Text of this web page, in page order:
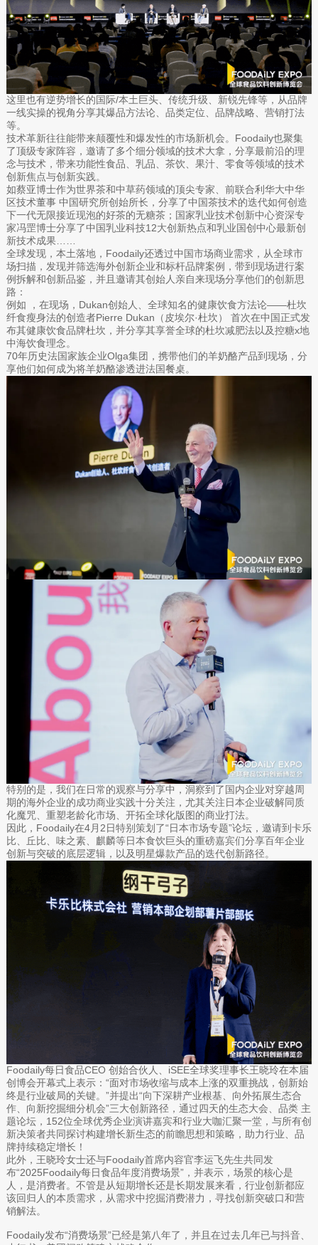
这里也有逆势增长的国际/本土巨头、传统升级、新锐先锋等，从品牌
一线实操的视角分享其爆品方法论、品类定位、品牌战略、营销打法
等。
技术革新往往能带来颠覆性和爆发性的市场新机会。Foodaily也聚集
了顶级专家阵容，邀请了多个细分领域的技术大拿，分享最前沿的理
念与技术，带来功能性食品、乳品、茶饮、果汁、零食等领域的技术
创新焦点与创新实践。
如蔡亚博士作为世界茶和中草药领域的顶尖专家、前联合利华大中华
区技术董事 中国研究所创始所长，分享了中国茶技术的迭代如何创造
下一代无限接近现泡的好茶的无糖茶；国家乳业技术创新中心资深专
家冯罡博士分享了中国乳业科技12大创新热点和乳业国创中心最新创
新技术成果……
全球发现，本土落地，Foodaily还透过中国市场商业需求，从全球市
场扫描，发现并筛选海外创新企业和标杆品牌案例，带到现场进行案
例拆解和创新品鉴，并且邀请其创始人亲自来现场分享他们的创新思
路：
例如 ，在现场，Dukan创始人、全球知名的健康饮食方法论——杜坎
纤食瘦身法的创造者Pierre Dukan（皮埃尔·杜坎） 首次在中国正式发
布其健康饮食品牌杜坎，并分享其享誉全球的杜坎减肥法以及控糖x地
中海饮食理念。
70年历史法国家族企业Olga集团，携带他们的羊奶酪产品到现场，分
享他们如何成为将羊奶酪渗透进法国餐桌。
特别的是，我们在日常的观察与分享中，洞察到了国内企业对穿越周
期的海外企业的成功商业实践十分关注，尤其关注日本企业破解同质
化魔咒、重塑老龄化市场、开拓全球化版图的商业打法。
因此，Foodaily在4月2日特别策划了“日本市场专题”论坛，邀请到卡乐
比、丘比、味之素、麒麟等日本食饮巨头的重磅嘉宾们分享百年企业
创新与突破的底层逻辑，以及明星爆款产品的迭代创新路径。
Foodaily每日食品CEO 创始合伙人、iSEE全球奖理事长王晓玲在本届
创博会开幕式上表示：“面对市场收缩与成本上涨的双重挑战，创新始
终是行业破局的关键。”并提出“向下深耕产业根基、向外拓展生态合
作、向新挖掘细分机会”三大创新路径，通过四天的生态大会、品类 主
题论坛，152位全球优秀企业演讲嘉宾和行业大咖汇聚一堂，与所有创
新决策者共同探讨构建增长新生态的前瞻思想和策略，助力行业、品
牌持续稳定增长！
此外，王晓玲女士还与Foodaily首席内容官李运飞先生共同发
布“2025Foodaily每日食品年度消费场景”，并表示，场景的核心是
人，是消费者。不管是从短期增长还是长期发展来看，行业创新都应
该回归人的本质需求，从需求中挖掘消费潜力，寻找创新突破口和营
销解法。
Foodaily发布“消费场景”已经是第八年了，并且在过去几年已与抖音、